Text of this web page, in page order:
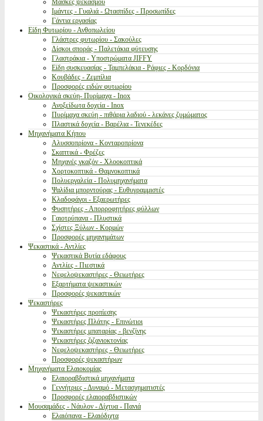
Μάσκες ψεκασμού
Ιμάντες - Γυαλιά - Ωτασπίδες - Προσωπίδες
Γάντια εργασίας
Είδη Φυτωρίου - Ανθοπωλείου
Γλάστρες φυτωρίου - Σακούλες
Δίσκοι σποράς - Παλετάκια φύτευσης
Γλαστράκια - Υποστρώματα JIFFY
Είδη συσκευασίας - Ταμπελάκια - Ράφιες - Κορδόνια
Κουβάδες - Ζεμπίλια
Προσφορές ειδών φυτωρίου
Οικολογικά σκεύη- Πυρίμαχα - Inox
Ανοξείδωτα δοχεία - Inox
Πυρίμαχα σκεύη - πιθάρια λαδιού - λεκάνες ζυμώματος
Πλαστικά δοχεία - Βαρέλια - Τενεκέδες
Μηχανήματα Κήπου
Αλυσσοπρίονα - Κονταροπρίονα
Σκαπτικά - Φρέζες
Μηχανές γκαζόν - Χλοοκοπτικά
Χορτοκοπτικά - Θαμνοκοπτικά
Πολυεργαλεία - Πολυμηχανήματα
Ψαλίδια μπορντούρας - Ευθυγραμμιστές
Κλαδοφάγοι - Εξαερωτήρες
Φυσητήρες - Απορροφητήρες φύλλων
Γαιοτρύπανα - Πλυστικά
Σχίστες Ξύλων - Κορμών
Προσφορές μηχανημάτων
Ψεκαστικά - Αντλίες
Ψεκαστικά Βυτία εδάφους
Αντλίες - Πιεστικά
Νεφελοψεκαστήρες - Θειωτήρες
Εξαρτήματα ψεκαστικών
Προσφορές ψεκαστικών
Ψεκαστήρες
Ψεκαστήρες προπίεσης
Ψεκαστήρες Πλάτης - Επινώτιοι
Ψεκαστήρες μπαταρίας - βενζίνης
Ψεκαστήρες ζιζανιοκτονίας
Νεφελοψεκαστήρες - Θειωτήρες
Προσφορές ψεκαστήρων
Μηχανήματα Ελαιοκομίας
Ελαιοραβδιστικά μηχανήματα
Γεννήτριες - Δυναμό - Μετασχηματιστές
Προσφορές ελαιοραβδιστικών
Μουσαμάδες - Νάυλον - Δίχτυα - Πανιά
Ελαιόπανα - Ελαιόδιχτα